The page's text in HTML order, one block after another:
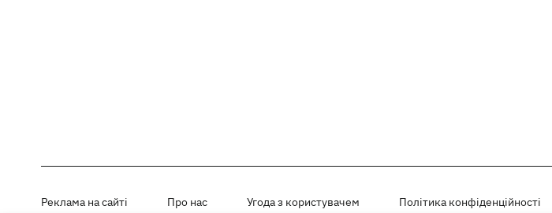
Реклама на сайті Про нас Угода з користувачем Політика конфіденційності